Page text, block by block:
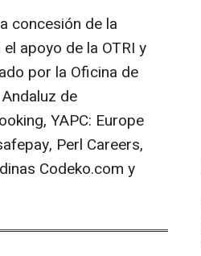
concesión de la
apoyo de la OTRI y
por la Oficina de
de
YAPC: Europe
Perl Careers,
Codeko.com y